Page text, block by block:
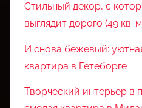
Стильный декор, с
выглядит дорого (49 кв.
И снова бежевый:
квартира в Гетеборге
Творческий интерьер в